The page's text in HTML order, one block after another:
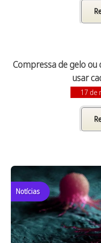
Compressa de gelo ou
usar
17 de
Notícias